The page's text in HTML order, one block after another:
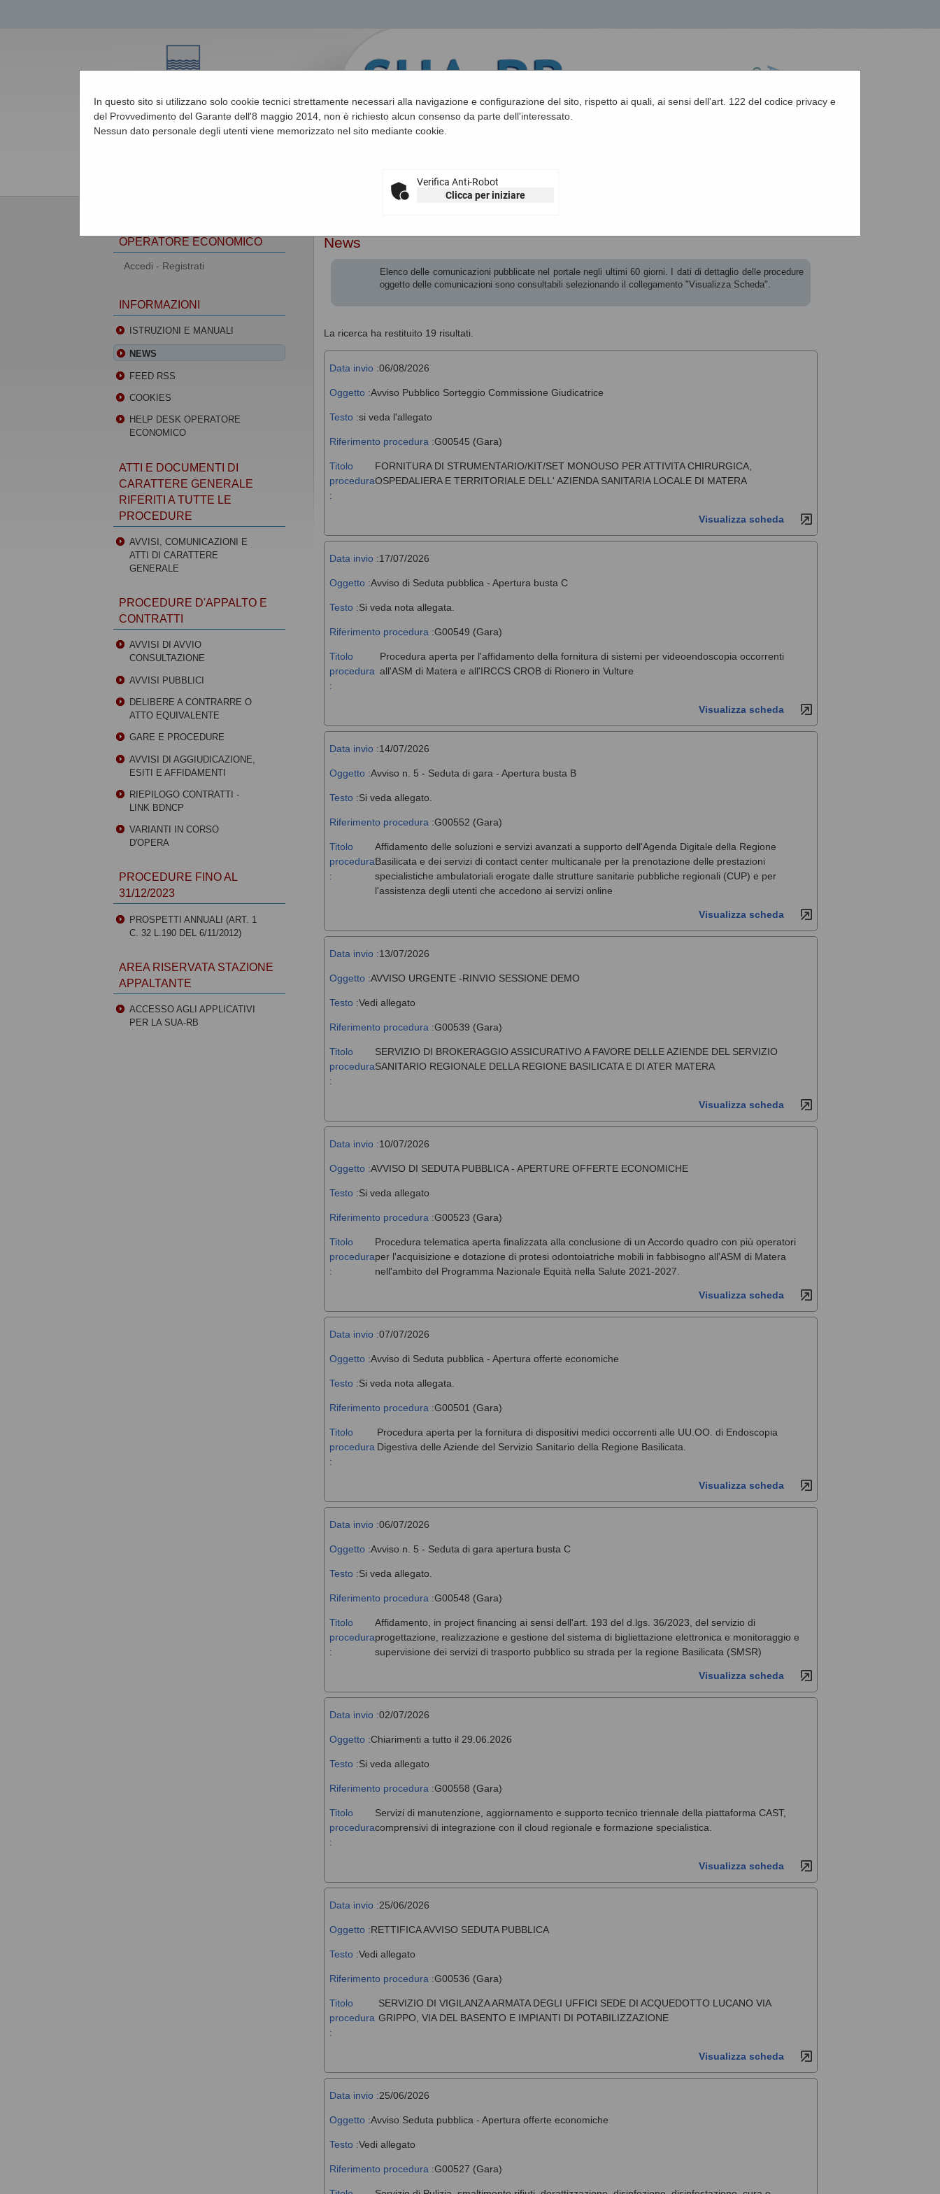
Informazioni »News
In questo sito si utilizzano solo cookie tecnici strettamente necessari alla navigazione e configurazione del sito, rispetto ai quali, ai sensi dell'art. 122 del codice privacy e
del Provvedimento del Garante dell'8 maggio 2014, non è richiesto alcun consenso da parte dell'interessato.
Nessun dato personale degli utenti viene memorizzato nel sito mediante cookie.
Verifica Anti-Robot
Clicca per iniziare
News
Elenco delle comunicazioni pubblicate nel portale negli ultimi 60 giorni. I dati di dettaglio delle procedure
oggetto delle comunicazioni sono consultabili selezionando il collegamento "Visualizza Scheda".
La ricerca ha restituito 19 risultati.
Data invio :06/08/2026
Oggetto :Avviso Pubblico Sorteggio Commissione Giudicatrice
Testo :si veda l'allegato
Riferimento procedura :G00545 (Gara)
Titolo
procedura
:
FORNITURA DI STRUMENTARIO/KIT/SET MONOUSO PER ATTIVITA CHIRURGICA,
OSPEDALIERA E TERRITORIALE DELL' AZIENDA SANITARIA LOCALE DI MATERA
Visualizza scheda
Data invio :17/07/2026
Oggetto :Avviso di Seduta pubblica - Apertura busta C
Testo :Si veda nota allegata.
Riferimento procedura :G00549 (Gara)
Titolo
procedura
:
Procedura aperta per l'affidamento della fornitura di sistemi per videoendoscopia occorrenti
all'ASM di Matera e all'IRCCS CROB di Rionero in Vulture
Visualizza scheda
Data invio :14/07/2026
Oggetto :Avviso n. 5 - Seduta di gara - Apertura busta B
Testo :Si veda allegato.
Riferimento procedura :G00552 (Gara)
Titolo
procedura
:
Affidamento delle soluzioni e servizi avanzati a supporto dell'Agenda Digitale della Regione
Basilicata e dei servizi di contact center multicanale per la prenotazione delle prestazioni
specialistiche ambulatoriali erogate dalle strutture sanitarie pubbliche regionali (CUP) e per
l'assistenza degli utenti che accedono ai servizi online
Visualizza scheda
Data invio :13/07/2026
Oggetto :AVVISO URGENTE -RINVIO SESSIONE DEMO
Testo :Vedi allegato
Riferimento procedura :G00539 (Gara)
Titolo
procedura
:
SERVIZIO DI BROKERAGGIO ASSICURATIVO A FAVORE DELLE AZIENDE DEL SERVIZIO
SANITARIO REGIONALE DELLA REGIONE BASILICATA E DI ATER MATERA
Visualizza scheda
Data invio :10/07/2026
Oggetto :AVVISO DI SEDUTA PUBBLICA - APERTURE OFFERTE ECONOMICHE
Testo :Si veda allegato
Riferimento procedura :G00523 (Gara)
Titolo
procedura
:
Procedura telematica aperta finalizzata alla conclusione di un Accordo quadro con più operatori
per l'acquisizione e dotazione di protesi odontoiatriche mobili in fabbisogno all'ASM di Matera
nell'ambito del Programma Nazionale Equità nella Salute 2021-2027.
Visualizza scheda
Data invio :07/07/2026
Oggetto :Avviso di Seduta pubblica - Apertura offerte economiche
Testo :Si veda nota allegata.
Riferimento procedura :G00501 (Gara)
Titolo
procedura
:
Procedura aperta per la fornitura di dispositivi medici occorrenti alle UU.OO. di Endoscopia
Digestiva delle Aziende del Servizio Sanitario della Regione Basilicata.
Visualizza scheda
Data invio :06/07/2026
Oggetto :Avviso n. 5 - Seduta di gara apertura busta C
Testo :Si veda allegato.
Riferimento procedura :G00548 (Gara)
Titolo
procedura
:
Affidamento, in project financing ai sensi dell'art. 193 del d.lgs. 36/2023, del servizio di
progettazione, realizzazione e gestione del sistema di bigliettazione elettronica e monitoraggio e
supervisione dei servizi di trasporto pubblico su strada per la regione Basilicata (SMSR)
Visualizza scheda
Data invio :02/07/2026
Oggetto :Chiarimenti a tutto il 29.06.2026
Testo :Si veda allegato
Riferimento procedura :G00558 (Gara)
Titolo
procedura
:
Servizi di manutenzione, aggiornamento e supporto tecnico triennale della piattaforma CAST,
comprensivi di integrazione con il cloud regionale e formazione specialistica.
Visualizza scheda
Data invio :25/06/2026
Oggetto :RETTIFICA AVVISO SEDUTA PUBBLICA
Testo :Vedi allegato
Riferimento procedura :G00536 (Gara)
Titolo
procedura
:
SERVIZIO DI VIGILANZA ARMATA DEGLI UFFICI SEDE DI ACQUEDOTTO LUCANO VIA
GRIPPO, VIA DEL BASENTO E IMPIANTI DI POTABILIZZAZIONE
Visualizza scheda
Data invio :25/06/2026
Oggetto :Avviso Seduta pubblica - Apertura offerte economiche
Testo :Vedi allegato
Riferimento procedura :G00527 (Gara)
OPERATORE ECONOMICO
Accedi - Registrati
INFORMAZIONI
ISTRUZIONI E MANUALI
NEWS
FEED RSS
COOKIES
HELP DESK OPERATORE
ECONOMICO
ATTI E DOCUMENTI DI
CARATTERE GENERALE
RIFERITI A TUTTE LE
PROCEDURE
AVVISI, COMUNICAZIONI E
ATTI DI CARATTERE
GENERALE
PROCEDURE D'APPALTO E
CONTRATTI
AVVISI DI AVVIO
CONSULTAZIONE
AVVISI PUBBLICI
DELIBERE A CONTRARRE O
ATTO EQUIVALENTE
GARE E PROCEDURE
AVVISI DI AGGIUDICAZIONE,
ESITI E AFFIDAMENTI
RIEPILOGO CONTRATTI -
LINK BDNCP
VARIANTI IN CORSO
D'OPERA
PROCEDURE FINO AL
31/12/2023
PROSPETTI ANNUALI (ART. 1
C. 32 L.190 DEL 6/11/2012)
AREA RISERVATA STAZIONE
APPALTANTE
ACCESSO AGLI APPLICATIVI
PER LA SUA-RB